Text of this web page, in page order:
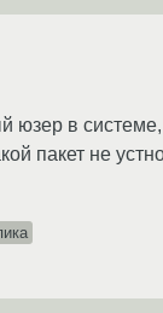
юзер в
пакет не